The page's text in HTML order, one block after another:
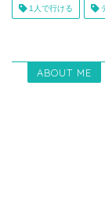
1人で行ける
ABOUT ME